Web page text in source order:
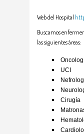
Web del Hospital
Buscamos
las siguientes áreas:
UCI
Cirugía